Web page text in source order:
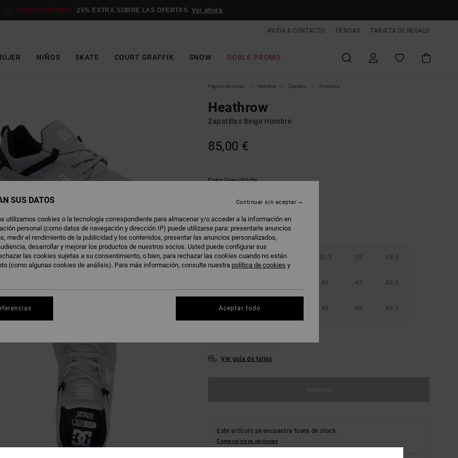
DOBLE PROMO*: 25% EXTRA SOBRE LAS OFERTAS Ver ahora
AYUDA & CONTACTO TIENDAS TARJETA DE REGALO
NIÑOS SKATE COURT GRAFFIK SNOW DOBLE PROMO
Página de inicio Hombre Zapatos Sneakers
Heathrow
Zapatillas Beige Hombre
85,00 €
ColorGrey/white
36 36.5 37.5 38 38.5
41 42 42.5
43 44 45 46 46.5
Ver guía de tallas
Este artículo se encuentra fuera de stock.
Comprar otras opciones
SUS DATOS
utilizamos cookies o la tecnología correspondiente para almacenar y/o acceder a la información en
personal (como datos de navegación y dirección IP) puede utilizarse para: presentarle anuncios
medir el rendimiento de la publicidad y los contenidos, presentar las anuncios personalizados,
desarrollar y mejorar los productos de nuestros socios. Usted puede configurar sus
las cookies sujetas a su consentimiento, o bien, para rechazar las cookies cuando no están
(como algunas cookies de análisis). Para más información, consulte nuestra política de cookies y
Continuar sin aceptar
Aceptar todo